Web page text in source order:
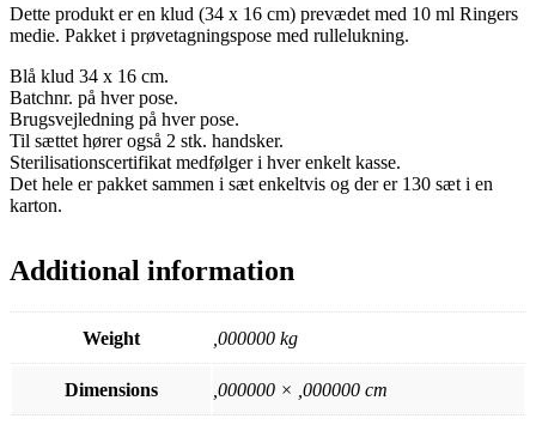
Dette produkt er en klud (34 x 16 cm) prevædet med 10 ml Ringers
medie. Pakket i prøvetagningspose med rullelukning.
Blå klud 34 x 16 cm.
Batchnr. på hver pose.
Brugsvejledning på hver pose.
Til sættet hører også 2 stk. handsker.
Sterilisationscertifikat medfølger i hver enkelt kasse.
Det hele er pakket sammen i sæt enkeltvis og der er 130 sæt i en
karton.
Additional information
Weight ,000000 kg
Dimensions ,000000 × ,000000 cm